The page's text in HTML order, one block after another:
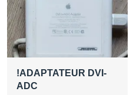
!ADAPTATEUR DVI-
ADC